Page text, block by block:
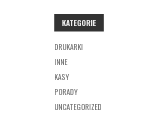
KATEGORIE
DRUKARKI
INNE
KASY
PORADY
UNCATEGORIZED